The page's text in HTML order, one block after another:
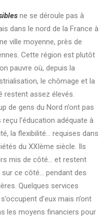
ne se déroule pas à
dans le nord de la France à
ville moyenne, près de
Cette région est plutôt
pauvre où, depuis la
le chômage et la
restent assez élevés.
de gens du Nord n’ont pas
l’éducation adéquate à
la flexibilité… requises dans
du XXIème siècle. Ils
mis de côté… et restent
sur ce côté… pendant des
Quelques services
d’eux mais n’ont
les moyens financiers pour